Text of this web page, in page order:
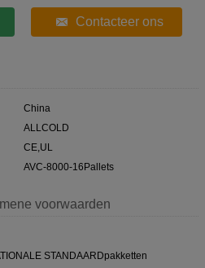
Contacteer ons
China
ALLCOLD
CE,UL
AVC-8000-16Pallets
voorwaarden
STANDAARDpakketten